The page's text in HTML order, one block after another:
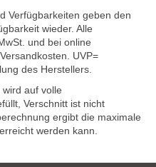
Verfügbarkeiten geben den
wieder. Alle
und bei online
UVP=
des Herstellers.
auf volle
Verschnitt ist nicht
ergibt die maximale
werden kann.